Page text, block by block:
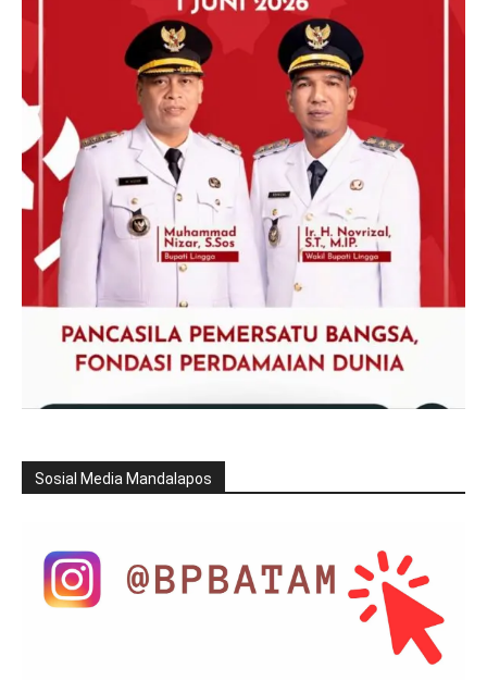
Sosial Media Mandalapos